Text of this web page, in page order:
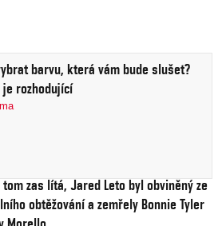
barvu, která vám bude slušet?
je rozhodující
tom zas lítá, Jared Leto byl obviněný ze
obtěžování a zemřely Bonnie Tyler